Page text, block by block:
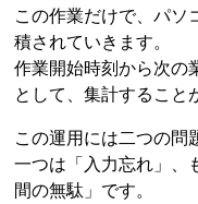
この作業だけで、パソ
積されていきます。
作業開始時刻から次の
として、集計すること
この運用には二つの問
一つは「入力忘れ」、
間の無駄」です。